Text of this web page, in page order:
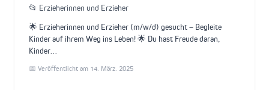
📂 Erzieherinnen und Erzieher
🌟 Erzieherinnen und Erzieher (m/w/d) gesucht – Begleite
Kinder auf ihrem Weg ins Leben! 🌟 Du hast Freude daran,
Kinder…
📅 Veröffentlicht am 14. März. 2025